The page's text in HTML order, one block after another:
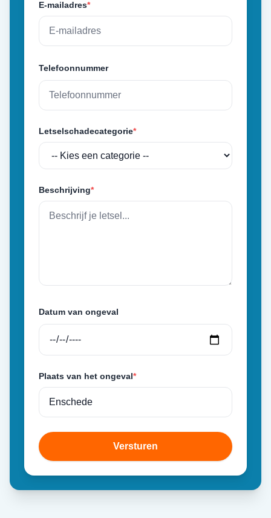
E-mailadres*
Telefoonnummer
Letselschadecategorie*
Beschrijving*
Datum van ongeval
Plaats van het ongeval*
Versturen